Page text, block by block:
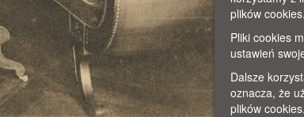
plików cookies.
Pliki cookies
ustawień
Dalsze
oznacza, że
plików cookies.